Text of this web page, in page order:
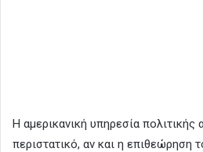
Η αμερικανική υπηρεσία πολιτικής
περιστατικό, αν και η επιθεώρηση